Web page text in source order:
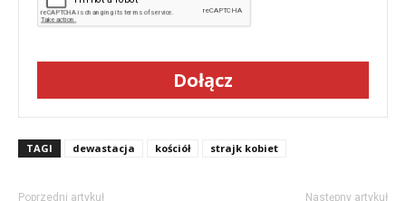
Dołącz
TAGI dewastacja kościół strajk kobiet
Poprzedni artykuł Następny artykuł